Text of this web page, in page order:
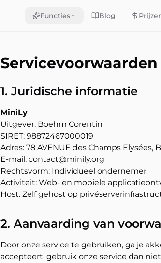
Functies Blog
Servicevoorwaarden
1. Juridische informatie
MiniLy
Uitgever: Boehm Corentin
SIRET: 98872467000019
Adres: 78 AVENUE des Champs Elysées,
E-mail: contact@minily.org
Rechtsvorm: Individueel ondernemer
Activiteit: Web- en mobiele
Host: Zelf gehost op
2. Aanvaarding van
Door onze service te gebruiken, ga je
accepteert, gebruik onze service dan